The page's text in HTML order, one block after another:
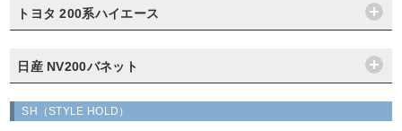
トヨタ 200系ハイエース
日産 NV200バネット
SH（STYLE HOLD）